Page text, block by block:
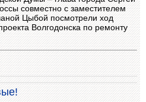
совместно с заместителем
Цыбой посмотрели ход
Волгодонска по ремонту